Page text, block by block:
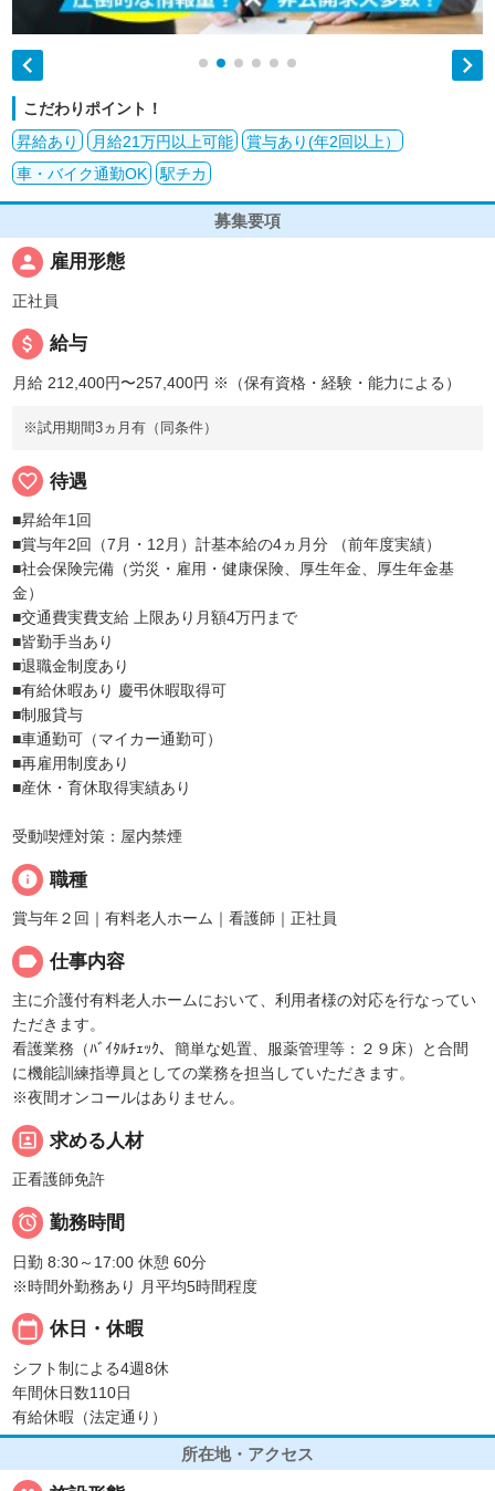
 
こだわりポイント！
昇給あり
月給21万円以上可能
賞与あり(年2回以上）
車・バイク通勤OK
駅チカ
募集要項
person 雇用形態
正社員
attach_money 給与
月給 212,400円〜257,400円 ※（保有資格・経験・能力による）
※試用期間3ヵ月有（同条件）
favorite_border 待遇
■昇給年1回
■賞与年2回（7月・12月）計基本給の4ヵ月分 （前年度実績）
■社会保険完備（労災・雇用・健康保険、厚生年金、厚生年金基
金）
■交通費実費支給 上限あり月額4万円まで
■皆勤手当あり
■退職金制度あり
■有給休暇あり 慶弔休暇取得可
■制服貸与
■車通勤可（マイカー通勤可）
■再雇用制度あり
■産休・育休取得実績あり
受動喫煙対策：屋内禁煙
info 職種
賞与年２回｜有料老人ホーム｜看護師｜正社員
label 仕事内容
主に介護付有料老人ホームにおいて、利用者様の対応を行なってい
ただきます。
看護業務（ﾊﾞｲﾀﾙﾁｪｯｸ、簡単な処置、服薬管理等：２９床）と合間
に機能訓練指導員としての業務を担当していただきます。
※夜間オンコールはありません。
portrait 求める人材
正看護師免許
 勤務時間
日勤 8:30～17:00 休憩 60分
※時間外勤務あり 月平均5時間程度
calendar_today 休日・休暇
シフト制による4週8休
年間休日数110日
有給休暇（法定通り）
所在地・アクセス